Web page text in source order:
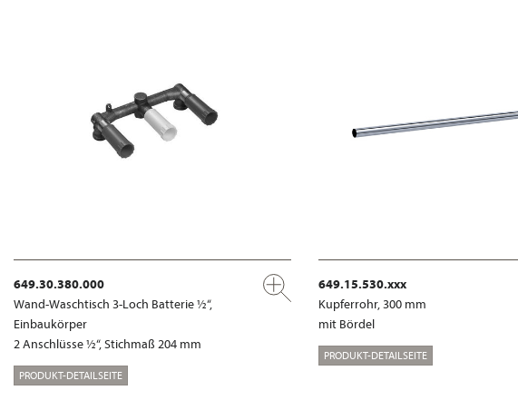
649.30.380.000
Wand-Waschtisch 3-Loch Batterie ½“,
Einbaukörper
2 Anschlüsse ½“, Stichmaß 204 mm
PRODUKT-DETAILSEITE
649.15.530.xxx
Kupferrohr, 300 mm
mit Bördel
PRODUKT-DETAILSEITE